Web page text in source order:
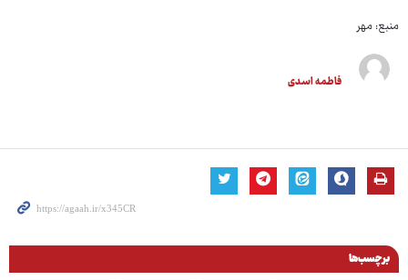
منبع: مهر
فاطمه اسدی
برچسب‌ها